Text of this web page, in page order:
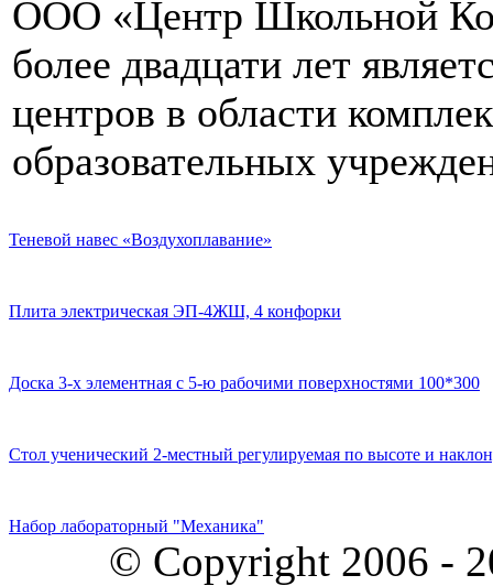
ООО «Центр Школьной
более двадцати лет
центров в области
образовательных
Теневой навес «Воздухоплавание»
Плита электрическая ЭП-4ЖШ, 4 конфорки
Доска 3-х элементная с 5-ю рабочими поверхностями 100*300
Стол ученический 2-местный регулируемая по высоте и
Набор лабораторный "Механика"
© Copyright 2006 -